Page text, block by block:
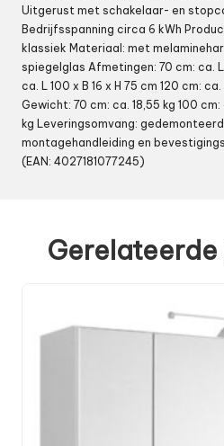
Uitgerust met schakelaar- en
Bedrijfsspanning circa 6 kWh
klassiek Materiaal: met
spiegelglas Afmetingen: 70 cm: ca. L
ca. L 100 x B 16 x H 75 cm 120 cm: ca.
Gewicht: 70 cm: ca. 18,55 kg 100
kg Leveringsomvang:
montagehandleiding en
(EAN: 4027181077245)